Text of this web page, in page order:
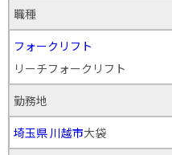
職種
フォークリフト
リーチフォークリフト
勤務地
埼玉県 川越市大袋